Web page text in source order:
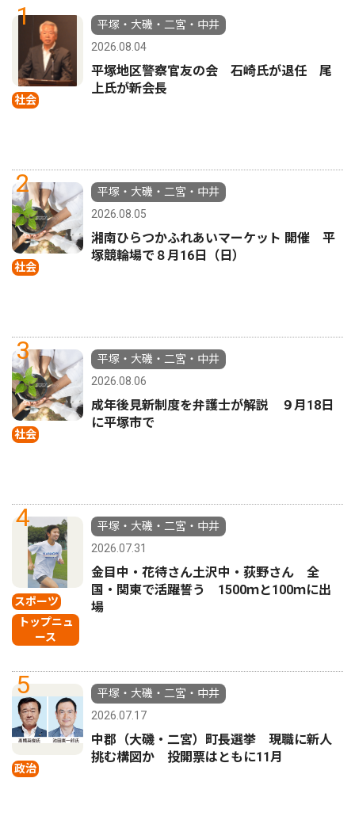
1
社会
平塚・大磯・二宮・中井
2026.08.04
平塚地区警察官友の会 石崎氏が退任 尾
上氏が新会長
2
社会
平塚・大磯・二宮・中井
2026.08.05
湘南ひらつかふれあいマーケット 開催 平
塚競輪場で８月16日（日）
3
社会
平塚・大磯・二宮・中井
2026.08.06
成年後見新制度を弁護士が解説 ９月18日
に平塚市で
4
スポーツ
トップニュ
ース
平塚・大磯・二宮・中井
2026.07.31
金目中・花待さん土沢中・荻野さん 全
国・関東で活躍誓う 1500ｍと100ｍに出
場
5
政治
平塚・大磯・二宮・中井
2026.07.17
中郡（大磯・二宮）町長選挙 現職に新人
挑む構図か 投開票はともに11月